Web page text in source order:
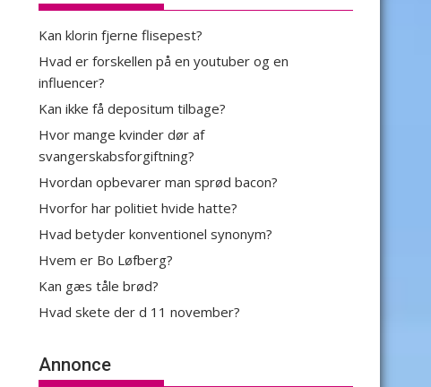
Kan klorin fjerne flisepest?
Hvad er forskellen på en youtuber og en
influencer?
Kan ikke få depositum tilbage?
Hvor mange kvinder dør af
svangerskabsforgiftning?
Hvordan opbevarer man sprød bacon?
Hvorfor har politiet hvide hatte?
Hvad betyder konventionel synonym?
Hvem er Bo Løfberg?
Kan gæs tåle brød?
Hvad skete der d 11 november?
Annonce